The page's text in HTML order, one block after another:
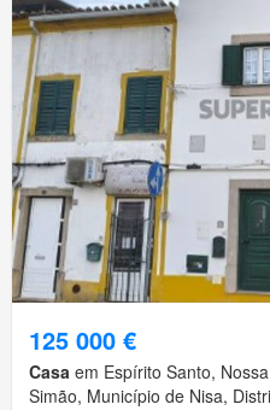
125 000 €
Casa em Espírito Santo,
Simão, Município de Nisa,